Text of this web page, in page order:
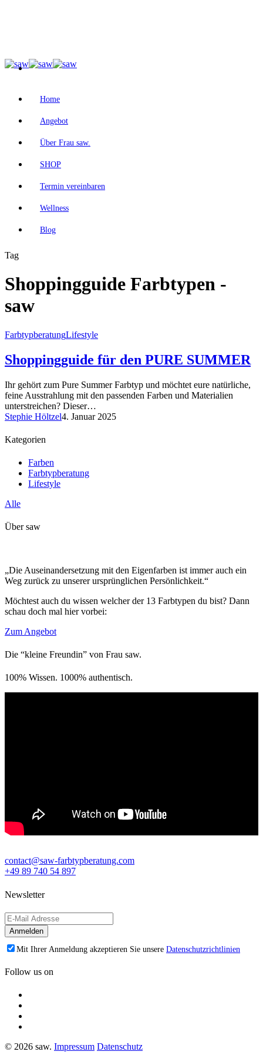
Home
Angebot
Über Frau saw.
SHOP
Termin vereinbaren
Wellness
Blog
Tag
Shoppingguide Farbtypen -
saw
FarbtypberatungLifestyle
Shoppingguide für den PURE SUMMER
Ihr gehört zum Pure Summer Farbtyp und möchtet eure natürliche,
feine Ausstrahlung mit den passenden Farben und Materialien
unterstreichen? Dieser…
Stephie Höltzel4. Januar 2025
Kategorien
Farben
Farbtypberatung
Lifestyle
Alle
Über saw
„Die Auseinandersetzung mit den Eigenfarben ist immer auch ein
Weg zurück zu unserer ursprünglichen Persönlichkeit.“
Möchtest auch du wissen welcher der 13 Farbtypen du bist? Dann
schau doch mal hier vorbei:
Zum Angebot
Die “kleine Freundin” von Frau saw.
100% Wissen. 1000% authentisch.
contact@saw-farbtypberatung.com
+49 89 740 54 897
Newsletter
Mit Ihrer Anmeldung akzeptieren Sie unsere Datenschutzrichtlinien
Follow us on
© 2026 saw. Impressum Datenschutz